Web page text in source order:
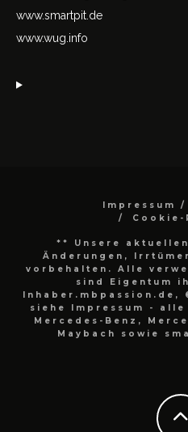
www.smartpit.de
www.wug.info
Impressum
** Unsere
Änderungen,
vorbehalten. Alle
sind Eigentum
Inhaber.mbpassion.de,
siehe Impressum -
Mercedes-Benz,
Maybach sowie